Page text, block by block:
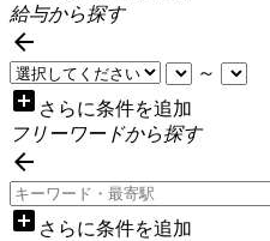
給与から探す

～
add_box さらに条件を追加
フリーワードから探す

add_box さらに条件を追加